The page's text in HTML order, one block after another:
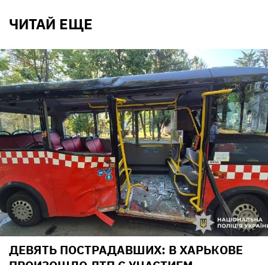
ЧИТАЙ ЕЩЕ
ДЕВЯТЬ ПОСТРАДАВШИХ: В ХАРЬКОВЕ